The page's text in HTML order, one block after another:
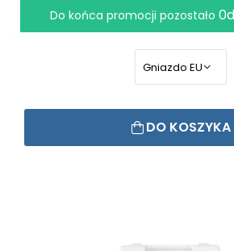
Do końca promocji pozostało
DO KOSZYKA